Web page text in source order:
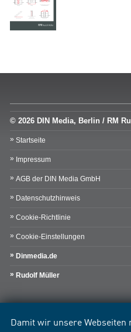
Damit wir unsere
© 2026 DIN Media, Berlin / RM
Startseite
Impressum
AGB der DIN Media GmbH
Datenschutzhinweis
Cookie-Richtlinie
Cookie-Einstellungen
Dinmedia.de
Rudolf Müller